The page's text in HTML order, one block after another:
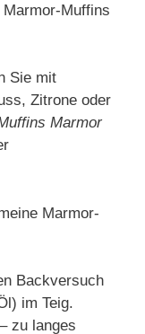
Muffins
Sie mit
Zitrone oder
Marmor
Marmor-
Backversuch
im Teig.
zu langes